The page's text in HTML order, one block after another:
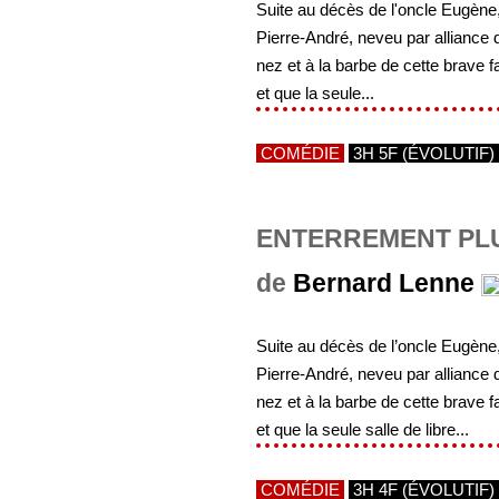
Suite au décès de l'oncle
Pierre-André, neveu par alliance
nez et à la barbe de cette brave
et que la seule...
COMÉDIE 3H 5F (ÉVOLUTIF)
ENTERREMENT
de Bernard Lenne
Suite au décès de l’oncle
Pierre-André, neveu par alliance
nez et à la barbe de cette brave
et que la seule salle de libre...
COMÉDIE 3H 4F (ÉVOLUTIF)